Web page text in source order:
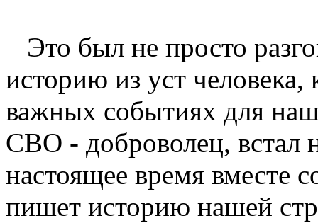
Это был не просто
историю из уст
важных событиях для
СВО - доброволец, встал
настоящее время вместе
пишет историю нашей